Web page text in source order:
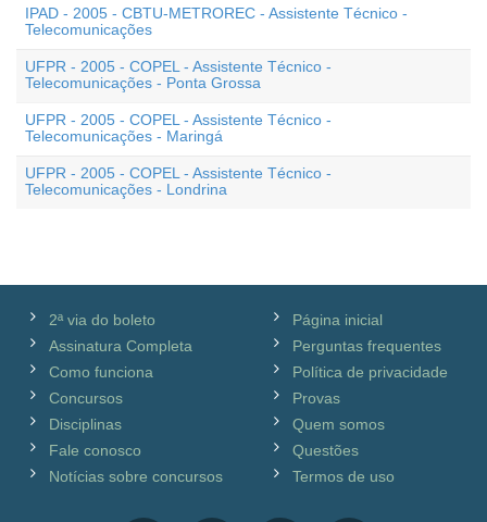
IPAD - 2005 - CBTU-METROREC - Assistente Técnico -
Telecomunicações
UFPR - 2005 - COPEL - Assistente Técnico -
Telecomunicações - Ponta Grossa
UFPR - 2005 - COPEL - Assistente Técnico -
Telecomunicações - Maringá
UFPR - 2005 - COPEL - Assistente Técnico -
Telecomunicações - Londrina
2ª via do boleto
Assinatura Completa
Como funciona
Concursos
Disciplinas
Fale conosco
Notícias sobre concursos
Página inicial
Perguntas frequentes
Política de privacidade
Provas
Quem somos
Questões
Termos de uso